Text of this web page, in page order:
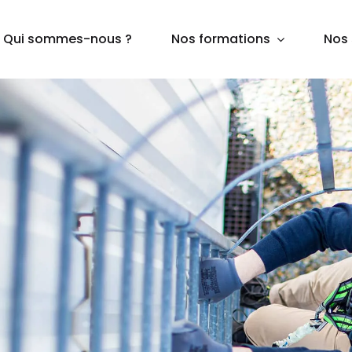
Qui sommes-nous ? Nos formations